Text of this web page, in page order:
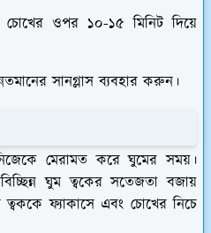
চোখের ওপর ১০-১৫ মিনিট দিয়ে
সানগ্লাস ব্যবহার করুন।
মেরামত করে ঘুমের সময়।
ঘুম ত্বকের সতেজতা বজায়
ফ্যাকাসে এবং চোখের নিচে